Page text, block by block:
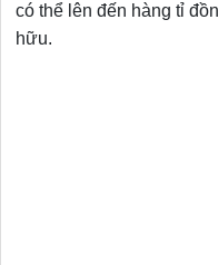
có thể lên đến hàng tỉ
hữu.